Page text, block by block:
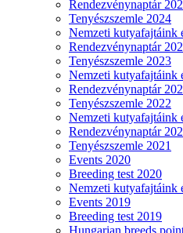
Rendezvénynaptár
Tenyészszemle 2024
Nemzeti kutyafajtáink
Rendezvénynaptár
Tenyészszemle 2023
Nemzeti kutyafajtáink
Rendezvénynaptár
Tenyészszemle 2022
Nemzeti kutyafajtáink
Rendezvénynaptár
Tenyészszemle 2021
Events 2020
Breeding test 2020
Nemzeti kutyafajtáink
Events 2019
Breeding test 2019
Hungarian breeds